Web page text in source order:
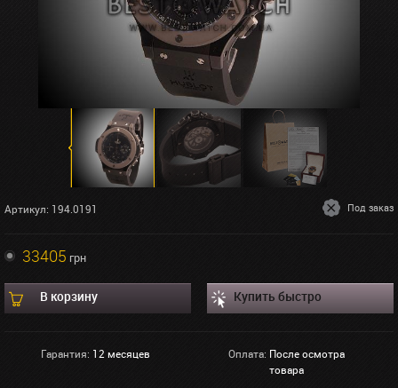
Артикул: 194.0191 Под заказ
33405 грн
В корзину Купить быстро
Гарантия: 12 месяцев Оплата: После осмотра
товара